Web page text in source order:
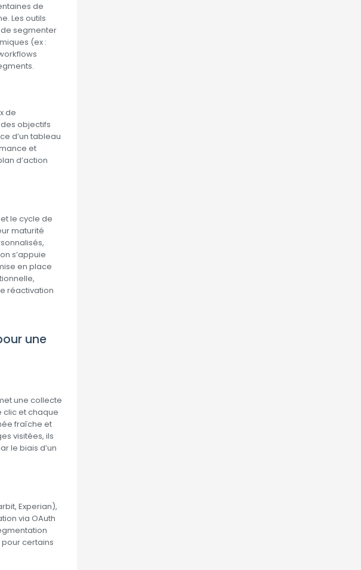
de
Les outils
de segmenter
(ex :
de
objectifs
d’un tableau
et
d’action
le cycle de
maturité
s’appuie
en place
réactivation
une
une collecte
clic et chaque
fraîche et
visitées, ils
le biais d’un
Experian),
via OAuth
certains